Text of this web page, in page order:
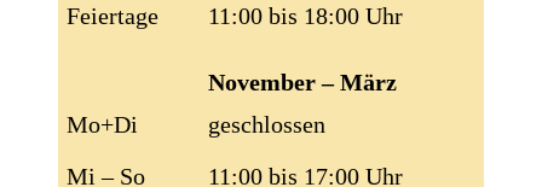
Feiertage
11:00 bis 18:00 Uhr
November – März
Mo+Di
Mi – So
geschlossen
11:00 bis 17:00 Uhr